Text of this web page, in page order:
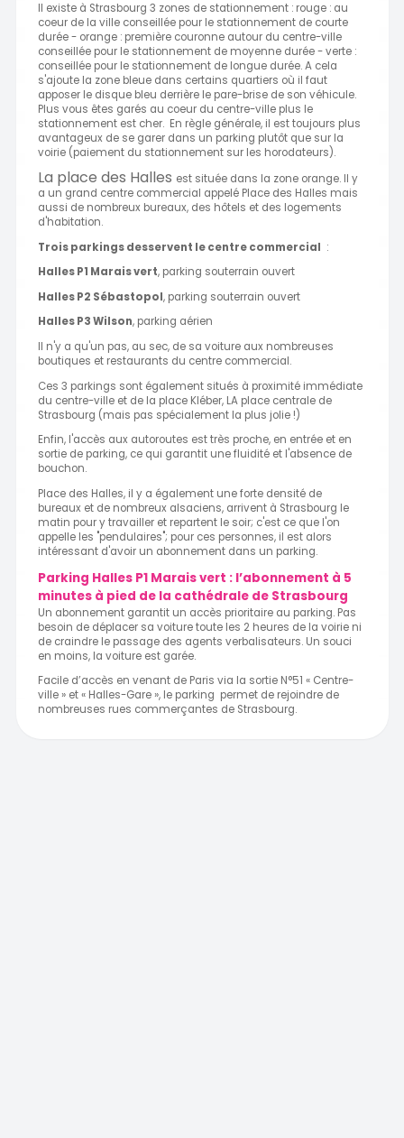
Il existe à Strasbourg 3 zones de stationnement : rouge : au
coeur de la ville conseillée pour le stationnement de courte
durée - orange : première couronne autour du centre-ville
conseillée pour le stationnement de moyenne durée - verte :
conseillée pour le stationnement de longue durée. A cela
s'ajoute la zone bleue dans certains quartiers où il faut
apposer le disque bleu derrière le pare-brise de son véhicule.
Plus vous êtes garés au coeur du centre-ville plus le
stationnement est cher. En règle générale, il est toujours plus
avantageux de se garer dans un parking plutôt que sur la
voirie (paiement du stationnement sur les horodateurs).
La place des Halles est située dans la zone orange. Il y
a un grand centre commercial appelé Place des Halles mais
aussi de nombreux bureaux, des hôtels et des logements
d'habitation.
Trois parkings desservent le centre commercial :
Halles P1 Marais vert, parking souterrain ouvert
Halles P2 Sébastopol, parking souterrain ouvert
Halles P3 Wilson, parking aérien
Il n'y a qu'un pas, au sec, de sa voiture aux nombreuses
boutiques et restaurants du centre commercial.
Ces 3 parkings sont également situés à proximité immédiate
du centre-ville et de la place Kléber, LA place centrale de
Strasbourg (mais pas spécialement la plus jolie !)
Enfin, l'accès aux autoroutes est très proche, en entrée et en
sortie de parking, ce qui garantit une fluidité et l'absence de
bouchon.
Place des Halles, il y a également une forte densité de
bureaux et de nombreux alsaciens, arrivent à Strasbourg le
matin pour y travailler et repartent le soir; c'est ce que l'on
appelle les "pendulaires"; pour ces personnes, il est alors
intéressant d'avoir un abonnement dans un parking.
Parking Halles P1 Marais vert : l’abonnement à 5
minutes à pied de la cathédrale de Strasbourg
Un abonnement garantit un accès prioritaire au parking. Pas
besoin de déplacer sa voiture toute les 2 heures de la voirie ni
de craindre le passage des agents verbalisateurs. Un souci
en moins, la voiture est garée.
Facile d’accès en venant de Paris via la sortie N°51 « Centre-
ville » et « Halles-Gare », le parking permet de rejoindre de
nombreuses rues commerçantes de Strasbourg.